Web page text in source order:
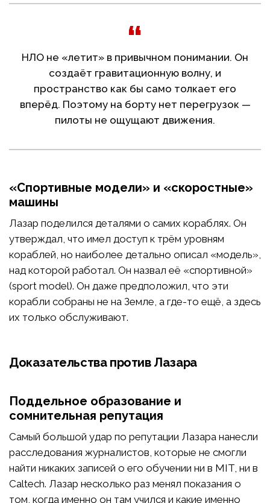
НЛО не «летит» в привычном понимании. Он
создаёт гравитационную волну, и
пространство как бы само толкает его
вперёд. Поэтому на борту нет перегрузок —
пилоты не ощущают движения.
«Спортивные модели» и «скоростные»
машины
Лазар поделился деталями о самих кораблях. Он
утверждал, что имел доступ к трём уровням
кораблей, но наиболее детально описал «модель»,
над которой работал. Он назвал её «спортивной»
(sport model). Он даже предположил, что эти
корабли собраны не на Земле, а где-то ещё, а здесь
их только обслуживают.
Доказательства против Лазара
Поддельное образование и
сомнительная репутация
Самый большой удар по репутации Лазара нанесли
расследования журналистов, которые не смогли
найти никаких записей о его обучении ни в MIT, ни в
Caltech. Лазар несколько раз менял показания о
том, когда именно он там учился и какие именно